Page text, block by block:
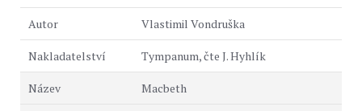
Vlastimil Vondruška
Tympanum, čte J. Hyhlík
Macbeth